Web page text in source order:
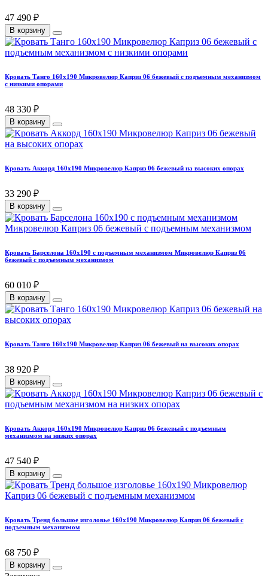
47 490 ₽
В корзину
Кровать Танго 160х190 Микровелюр Каприз 06 бежевый с подъемным механизмом
с низкими опорами
48 330 ₽
В корзину
Кровать Аккорд 160х190 Микровелюр Каприз 06 бежевый на высоких опорах
33 290 ₽
В корзину
Кровать Барселона 160х190 с подъемным механизмом Микровелюр Каприз 06
бежевый с подъемным механизмом
60 010 ₽
В корзину
Кровать Танго 160х190 Микровелюр Каприз 06 бежевый на высоких опорах
38 920 ₽
В корзину
Кровать Аккорд 160х190 Микровелюр Каприз 06 бежевый с подъемным
механизмом на низких опорах
47 540 ₽
В корзину
Кровать Тренд большое изголовье 160х190 Микровелюр Каприз 06 бежевый с
подъемным механизмом
68 750 ₽
В корзину